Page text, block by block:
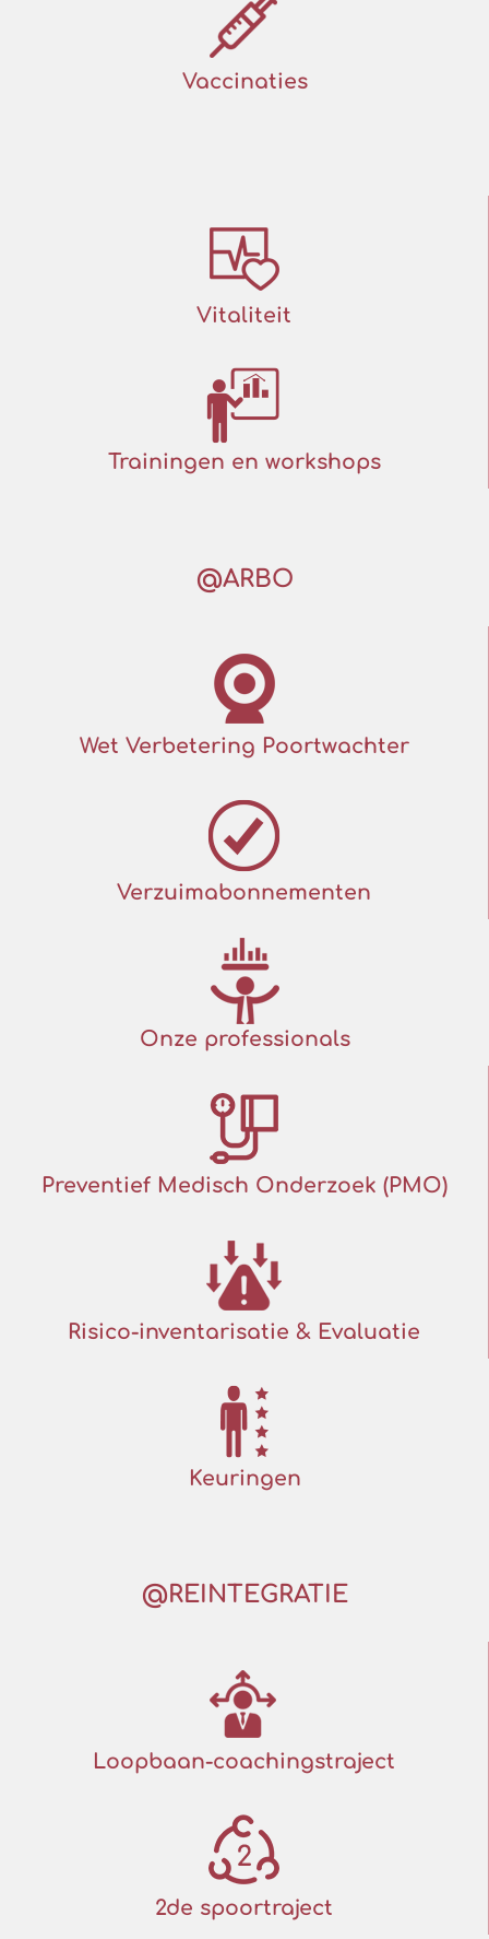
Vaccinaties
Vitaliteit
Trainingen en workshops
@ARBO
Wet Verbetering Poortwachter
Verzuimabonnementen
Onze professionals
Preventief Medisch Onderzoek (PMO)
Risico-inventarisatie & Evaluatie
Keuringen
@REINTEGRATIE
Loopbaan-coachingstraject
2de spoortraject